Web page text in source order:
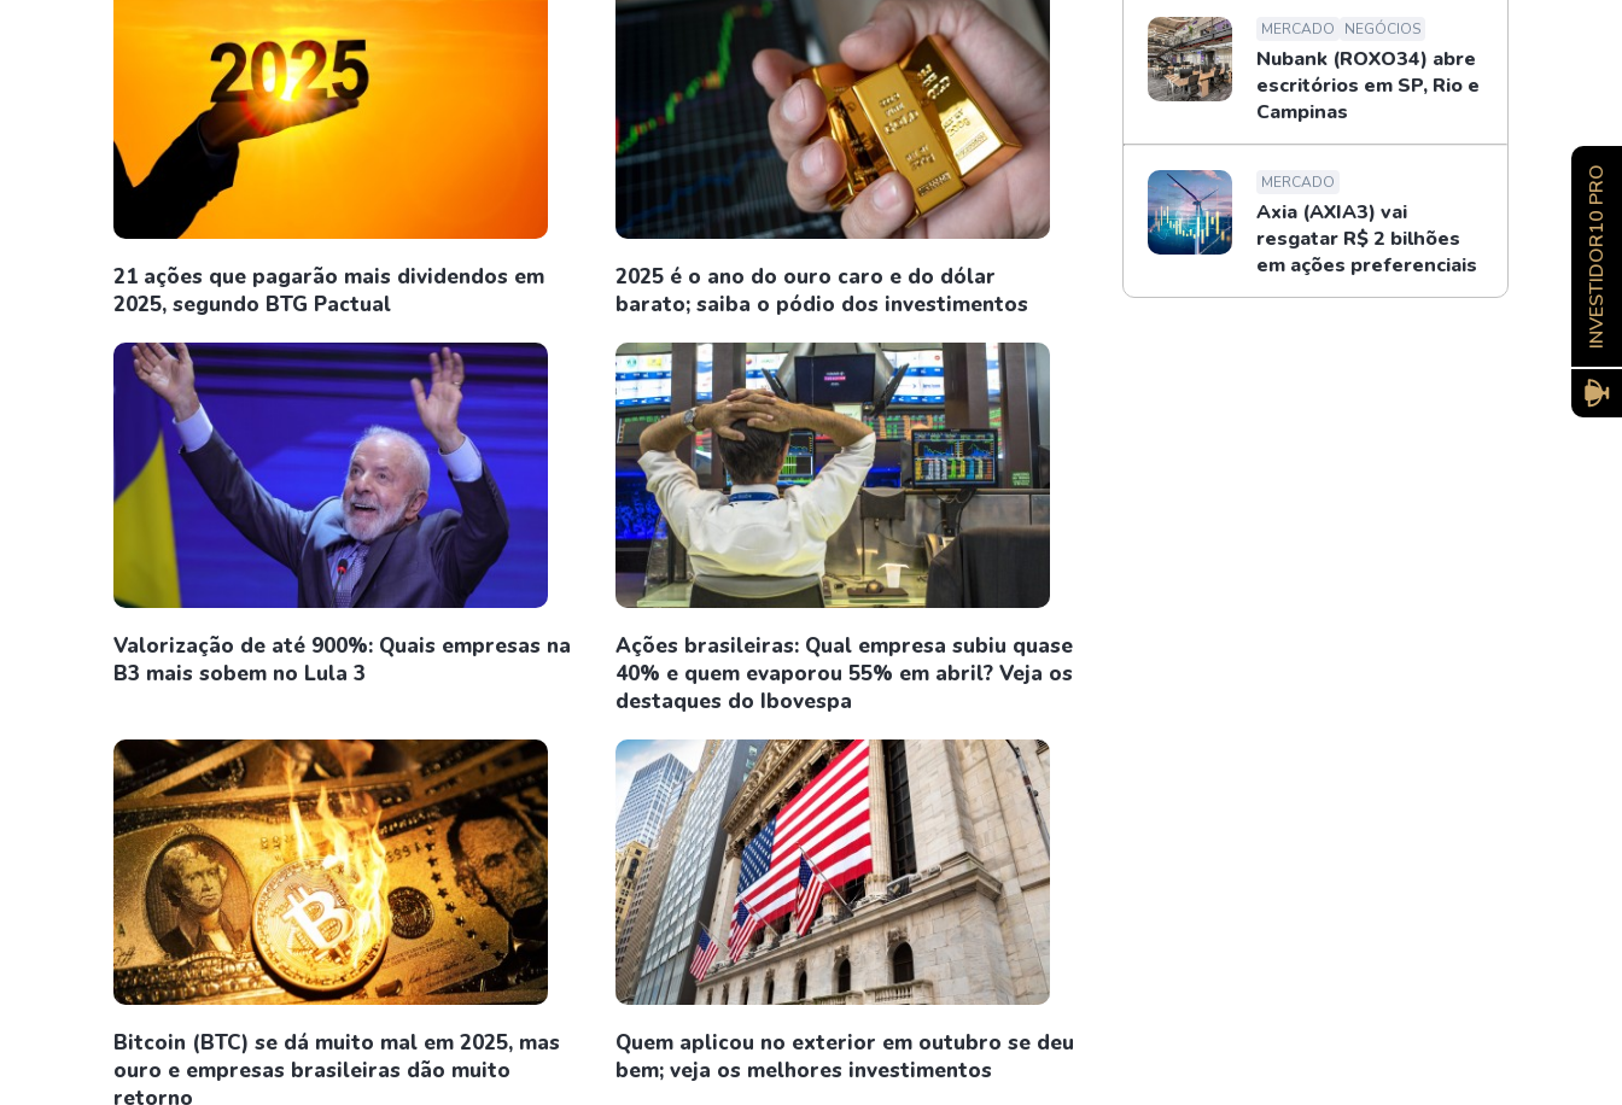
21 ações que pagarão mais dividendos em
2025, segundo BTG Pactual
2025 é o ano do ouro caro e do dólar
barato; saiba o pódio dos investimentos
Valorização de até 900%: Quais empresas na
B3 mais sobem no Lula 3
Ações brasileiras: Qual empresa subiu quase
40% e quem evaporou 55% em abril? Veja os
destaques do Ibovespa
Bitcoin (BTC) se dá muito mal em 2025, mas
ouro e empresas brasileiras dão muito
retorno
Quem aplicou no exterior em outubro se deu
bem; veja os melhores investimentos
MERCADO NEGÓCIOS
Nubank (ROXO34) abre
escritórios em SP, Rio e
Campinas
MERCADO
Axia (AXIA3) vai
resgatar R$ 2 bilhões
em ações preferenciais
INVESTIDOR10 PRO